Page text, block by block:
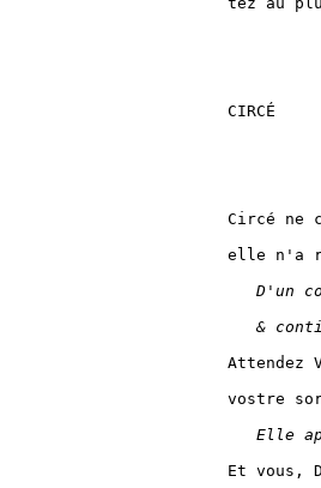
CIRCÉ
Circé ne
elle n'a
D'un
&
Attendez
vostre
Elle
Et vous,